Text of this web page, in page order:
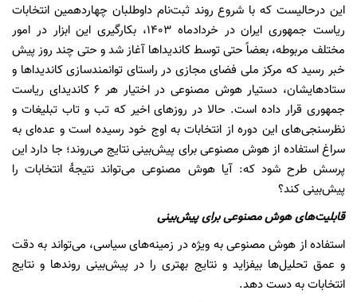
این درحالیست که با شروع روند ثبت‌نام داوطلبان چهاردهمین انتخابات
ریاست جمهوری ایران در خردادماه ۱۴۰۳، بکارگیری این ابزار در امور
مختلف مربوطه، بعضاً حتی توسط کاندیداها آغاز شد و حتی چند روز پیش
خبر رسید که مرکز ملی فضای مجازی در راستای توانمندسازی کاندیداها و
ستادهایشان، دستیار هوش مصنوعی در اختیار هر 6 کاندیدای ریاست
جمهوری قرار داده است. حالا در روزهای اخیر که تب و تاب تبلیغات و
نظرسنجی‌های این دوره از انتخابات به اوج خود رسیده است و عده‌ای به
سراغ استفاده از هوش مصنوعی برای پیش‌بینی نتایج می‌روند؛ جا دارد این
پرسش طرح شود که: آیا هوش مصنوعی می‌تواند نتیجۀ انتخابات را
پیش‌بینی کند؟
قابلیت‌های هوش مصنوعی برای پیش‌بینی
استفاده از هوش مصنوعی به ویژه در زمینه‌های سیاسی، می‌تواند به دقت
و عمق تحلیل‌ها بیفزاید و نتایج بهتری را در پیش‌بینی روندها و نتایج
انتخابات به دست دهد.